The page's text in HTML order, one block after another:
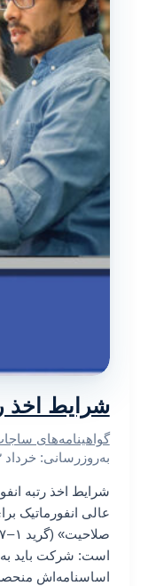
شرایط اخذ
گواهینامه‌های
به‌روزرسانی: خرداد ۲۳, ۱۴۰۵
شرایط اخذ رتبه
عالی انفورماتیک
است: شرکت باید
اساسنامه‌اش